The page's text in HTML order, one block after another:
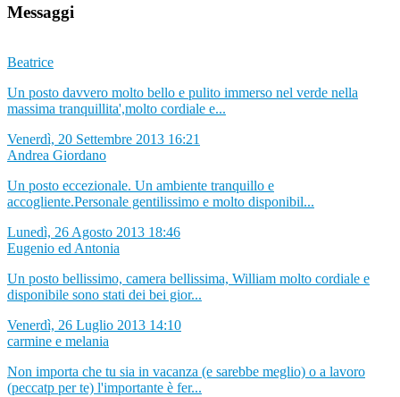
Messaggi
Beatrice
Un posto davvero molto bello e pulito immerso nel verde nella
massima tranquillita',molto cordiale e...
Venerdì, 20 Settembre 2013 16:21
Andrea Giordano
Un posto eccezionale. Un ambiente tranquillo e
accogliente.Personale gentilissimo e molto disponibil...
Lunedì, 26 Agosto 2013 18:46
Eugenio ed Antonia
Un posto bellissimo, camera bellissima, William molto cordiale e
disponibile sono stati dei bei gior...
Venerdì, 26 Luglio 2013 14:10
carmine e melania
Non importa che tu sia in vacanza (e sarebbe meglio) o a lavoro
(peccatp per te) l'importante è fer...